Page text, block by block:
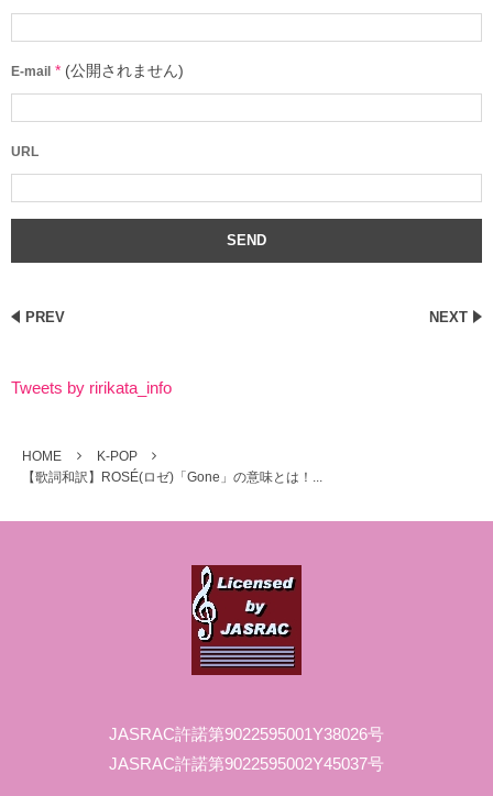
E-mail * (公開されません)
URL
PREV NEXT
Tweets by ririkata_info
HOME
K-POP
【歌詞和訳】ROSÉ(ロゼ)「Gone」の意味とは！...
JASRAC許諾第9022595001Y38026号
JASRAC許諾第9022595002Y45037号